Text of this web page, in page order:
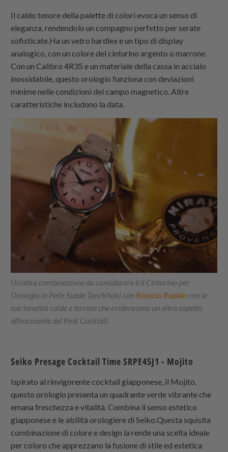
Il caldo tenore della palette di colori evoca un senso di
eleganza, rendendolo un compagno perfetto per serate
sofisticate.Ha un vetro hardlex e un tipo di display
analogico, con un colore del cinturino argento o marrone.
Con un Calibro 4R35 e un materiale della cassa in acciaio
inossidabile, questo orologio funziona con deviazioni
minime nelle condizioni del campo magnetico. Altre
caratteristiche includono la data.
Un'altra combinazione da considerare è il Cinturino per
Orologio in Pelle Suede Tan/Khaki con Rilascio Rapido con le
sue tonalità calde e terrose che evidenziano un altro aspetto
affascinante del Pink Cocktail.
Seiko Presage Cocktail Time SRPE45J1 - Mojito
Ispirato al rinvigorente cocktail giapponese, il Mojito,
questo orologio presenta un quadrante verde vibrante che
emana freschezza e vitalità. Combina il senso estetico
giapponese e le abilità orologiere di Seiko.Questa squisita
combinazione di colore e design la rende una scelta ideale
per coloro che apprezzano la fusione di stile ed estetica